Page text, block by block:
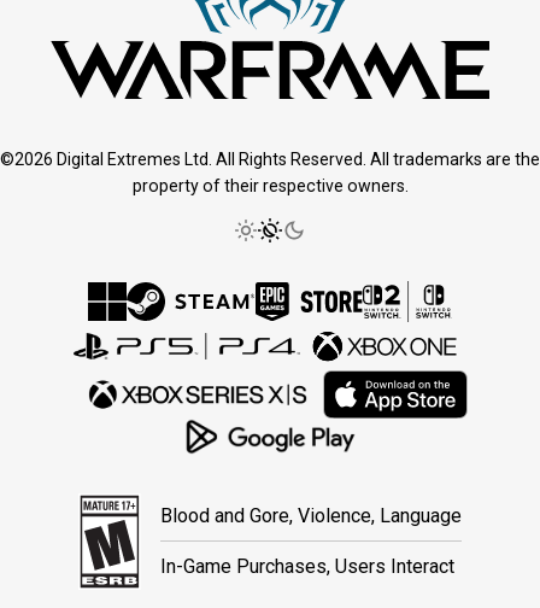
©2026 Digital Extremes Ltd. All Rights Reserved. All trademarks are the
property of their respective owners.
Blood and Gore, Violence, Language
In-Game Purchases, Users Interact